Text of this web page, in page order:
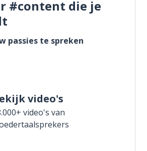
#content die je
passies te spreken
video's
video's van